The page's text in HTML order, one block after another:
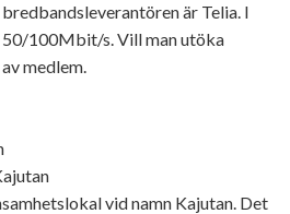
är Telia. I
100Mbit/s. Vill man utöka
medlem.
vid namn Kajutan. Det